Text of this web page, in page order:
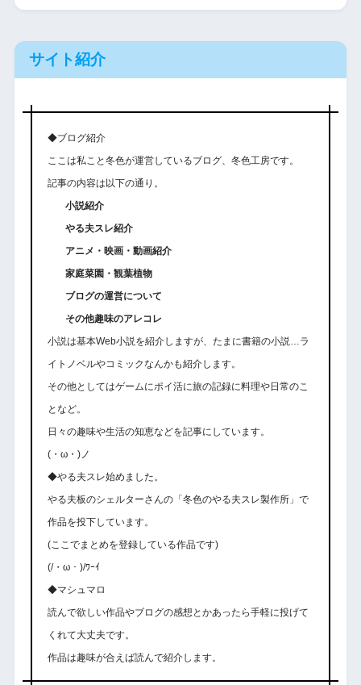
サイト紹介
◆ブログ紹介
ここは私こと冬色が運営しているブログ、冬色工房です。
記事の内容は以下の通り。
小説紹介
やる夫スレ紹介
アニメ・映画・動画紹介
家庭菜園・観葉植物
ブログの運営について
その他趣味のアレコレ
小説は基本Web小説を紹介しますが、たまに書籍の小説…ラ
イトノベルやコミックなんかも紹介します。
その他としてはゲームにポイ活に旅の記録に料理や日常のこ
となど。
日々の趣味や生活の知恵などを記事にしています。
(・ω・)ノ
◆やる夫スレ始めました。
やる夫板のシェルターさんの「冬色のやる夫スレ製作所」で
作品を投下しています。
(ここでまとめを登録している作品です)
(/・ω・)/ﾜｰｲ
◆マシュマロ
読んで欲しい作品やブログの感想とかあったら手軽に投げて
くれて大丈夫です。
作品は趣味が合えば読んで紹介します。